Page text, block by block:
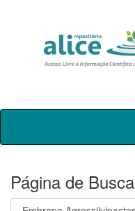
Skip
Página de Busca